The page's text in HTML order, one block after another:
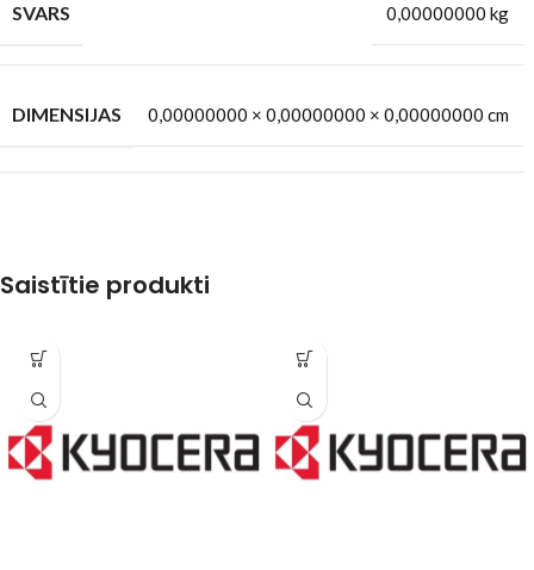
SVARS
0,00000000 kg
DIMENSIJAS 0,00000000 × 0,00000000 × 0,00000000 cm
Saistītie produkti